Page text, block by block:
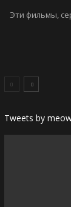
Эти фильмы,
Tweets by